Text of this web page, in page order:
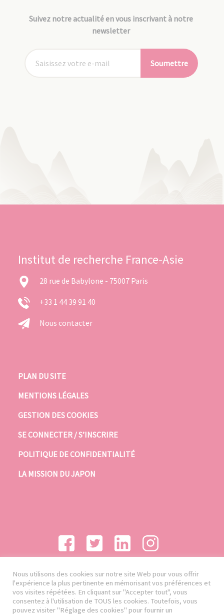
Suivez notre actualité en vous inscrivant à notre
newsletter
Soumettre
Institut de recherche France-Asie
28 rue de Babylone - 75007 Paris
+33 1 44 39 91 40
Nous contacter
PLAN DU SITE
MENTIONS LÉGALES
GESTION DES COOKIES
SE CONNECTER / S’INSCRIRE
POLITIQUE DE CONFIDENTIALITÉ
LA MISSION DU JAPON
Nous utilisons des cookies sur notre site Web pour vous offrir
l'expérience la plus pertinente en mémorisant vos préférences et
vos visites répétées. En cliquant sur "Accepter tout", vous
consentez à l'utilisation de TOUS les cookies. Toutefois, vous
pouvez visiter "Réglage des cookies" pour fournir un